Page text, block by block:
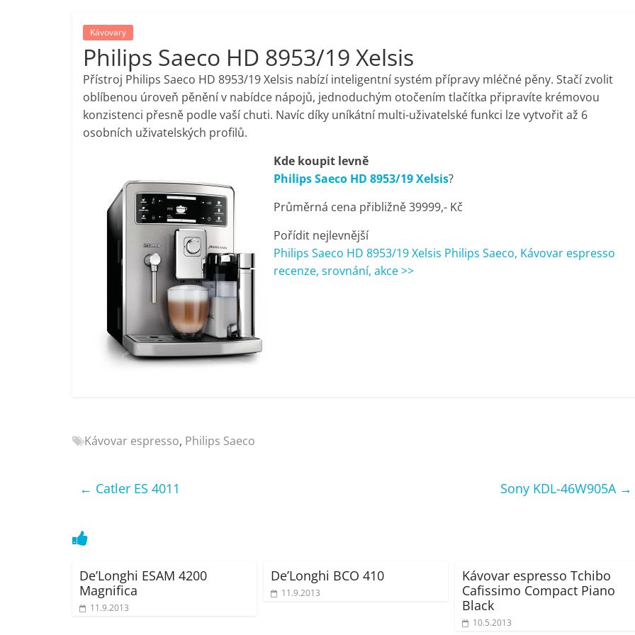
porovnání,
pračky,
televize,
notebooky,
mobilní
telefony,
kávovary,
bazény
Nejlepší
elektronika
porovnání
pračky,
mobilní
bazény
Kávovary
Philips Saeco HD 8953/19 Xelsis
Přístroj Philips Saeco HD 8953/19 Xelsis nabízí inteligentní systém přípravy mléčné pěny. Stačí zvolit
oblíbenou úroveň pěnění v nabídce nápojů, jednoduchým otočením tlačítka připravíte krémovou
konzistenci přesně podle vaší chuti. Navíc díky uníkátní multi-uživatelské funkci lze vytvořit až 6
osobních uživatelských profilů.
Kde koupit levně
Philips Saeco HD 8953/19 Xelsis?
Průměrná cena přibližně 39999,- Kč
Pořídit nejlevnější
Philips Saeco HD 8953/19 Xelsis Philips Saeco, Kávovar espresso
recenze, srovnání, akce >>
Kávovar espresso, Philips Saeco
← Catler ES 4011 Sony KDL-46W905A →
De’Longhi ESAM 4200
Magnifica
11.9.2013
De’Longhi BCO 410
11.9.2013
Kávovar espresso Tchibo
Cafissimo Compact Piano
Black
10.5.2013